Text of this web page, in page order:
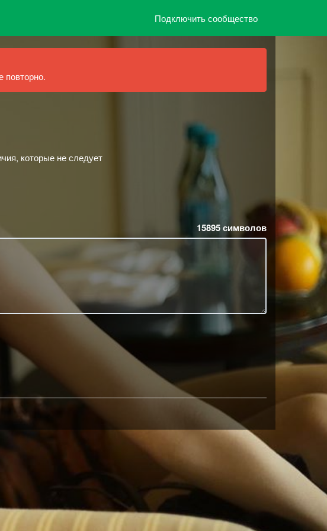
Подключить сообщество
повторно.
которые не следует
15895символов